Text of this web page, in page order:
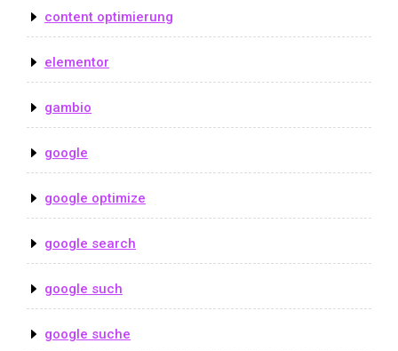
content optimierung
elementor
gambio
google
google optimize
google search
google such
google suche